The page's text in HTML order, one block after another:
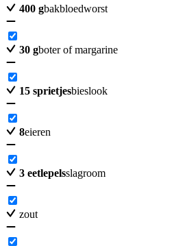
400 gbakbloedworst
30 gboter of margarine
15 sprietjesbieslook
8eieren
3 eetlepelsslagroom
zout